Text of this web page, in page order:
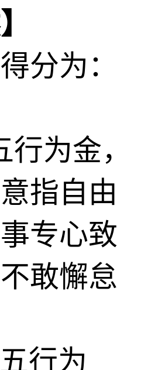
分为：
行为金，
指自由
专心致
敢懈怠
行为